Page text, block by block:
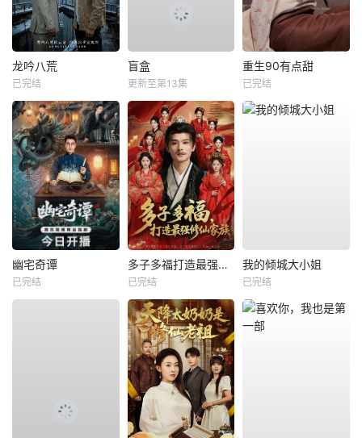
龙吟八荒
已完结
盲盒
更新至第13集
重生90有点甜
已完结
幽宅奇谭
已完结
多子多福打造最强修仙家族
已完结
我的倾城大小姐
已完结